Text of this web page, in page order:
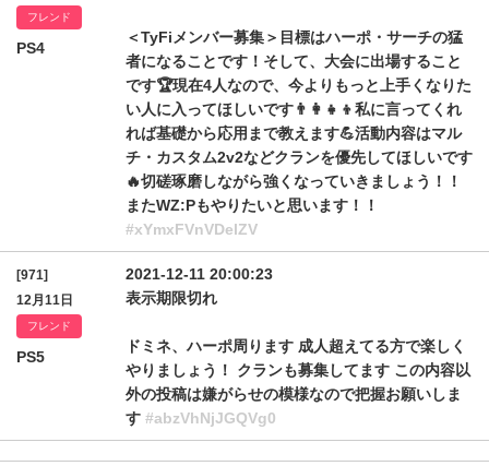
フレンド
PS4
＜TyFiメンバー募集＞目標はハーポ・サーチの猛
者になることです！そして、大会に出場すること
です🏆現在4人なので、今よりもっと上手くなりた
い人に入ってほしいです👨‍👩‍👧‍👦私に言ってくれ
れば基礎から応用まで教えます💪活動内容はマル
チ・カスタム2v2などクランを優先してほしいです
🔥切磋琢磨しながら強くなっていきましょう！！
またWZ:Pもやりたいと思います！！
#xYmxFVnVDelZV
[971]
12月11日
フレンド
PS5
2021-12-11 20:00:23
表示期限切れ
ドミネ、ハーポ周ります 成人超えてる方で楽しく
やりましょう！ クランも募集してます この内容以
外の投稿は嫌がらせの模様なので把握お願いしま
す #abzVhNjJGQVg0